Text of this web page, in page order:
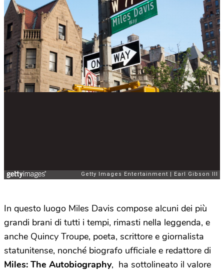
In questo luogo Miles Davis compose alcuni dei più
grandi brani di tutti i tempi, rimasti nella leggenda, e
anche Quincy Troupe, poeta, scrittore e giornalista
statunitense, nonché biografo ufficiale e redattore di
Miles: The Autobiography, ha sottolineato il valore